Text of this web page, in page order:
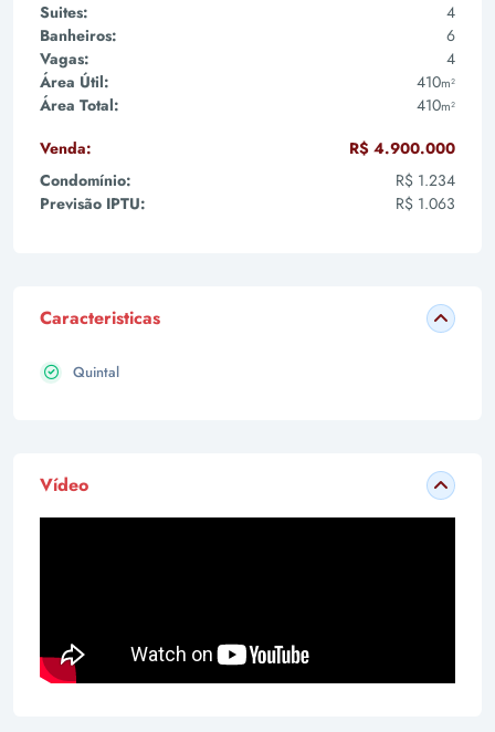
Suites:
4
Banheiros:
6
Vagas:
4
Área Útil:
410m²
Área Total: 410m²
Venda:
R$ 4.900.000
Condomínio:
R$ 1.234
Previsão IPTU:
R$ 1.063
Caracteristicas
Quintal
Vídeo